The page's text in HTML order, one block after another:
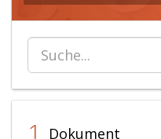
1 Dokument